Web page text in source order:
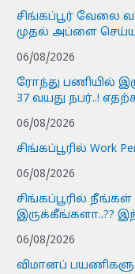
சிங்கப்பூர் வேலை
முதல் அப்ளை
06/08/2026
ரோந்து பணியில்
37 வயது நபர்..!
06/08/2026
சிங்கப்பூரில் Work
06/08/2026
சிங்கப்பூரில் நீங்கள்
இருக்கீங்களா..??
06/08/2026
விமானப்